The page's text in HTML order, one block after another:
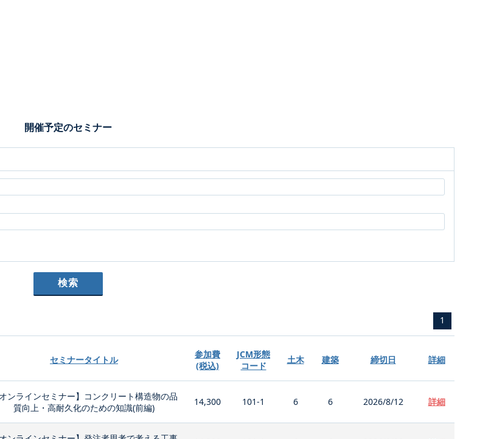
開催予定のセミナー
1
セミナータイトル
参加費
(税込)
JCM形態
コード
土木 建築 締切日 詳細
オンラインセミナー】コンクリート構造物の品
質向上・高耐久化のための知識(前編)
14,300 101-1 6 6 2026/8/12 詳細